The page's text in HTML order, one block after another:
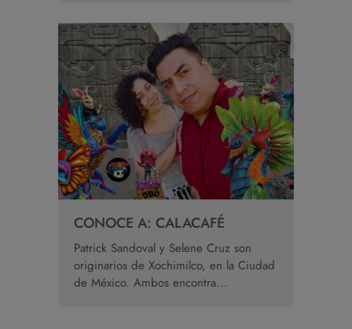
CONOCE A: CALACAFÉ
Patrick Sandoval y Selene Cruz son
originarios de Xochimilco, en la Ciudad
de México. Ambos encontra...